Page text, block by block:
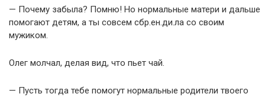
— Почему забыла? Помню! Но нормальные матери и дальше
помогают детям, а ты совсем сбр.ен.ди.ла со своим
мужиком.
Олег молчал, делая вид, что пьет чай.
— Пусть тогда тебе помогут нормальные родители твоего